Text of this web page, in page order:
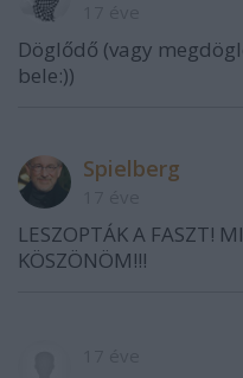
Döglődő (vagy
bele:))
Spielberg
LESZOPTÁK A FASZT!
KÖSZÖNÖM!!!